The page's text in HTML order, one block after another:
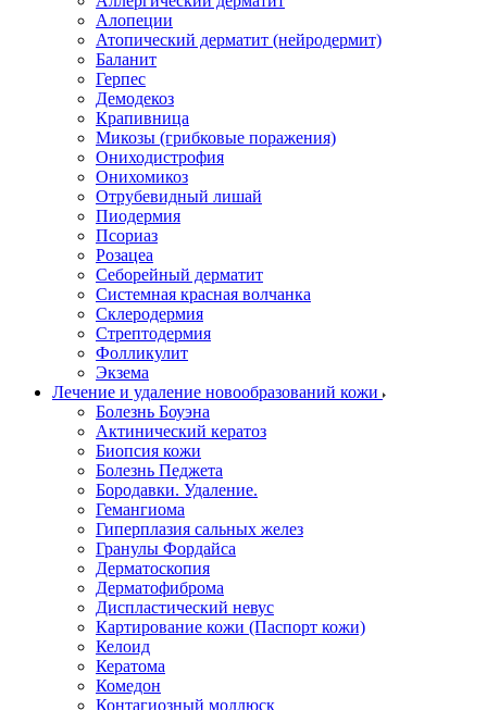
Алопеции
Атопический дерматит (нейродермит)
Баланит
Герпес
Демодекоз
Крапивница
Микозы (грибковые поражения)
Ониходистрофия
Онихомикоз
Отрубевидный лишай
Пиодермия
Псориаз
Розацеа
Себорейный дерматит
Системная красная волчанка
Склеродермия
Стрептодермия
Фолликулит
Экзема
Лечение и удаление новообразований кожи
Болезнь Боуэна
Актинический кератоз
Биопсия кожи
Болезнь Педжета
Бородавки. Удаление.
Гемангиома
Гиперплазия сальных желез
Гранулы Фордайса
Дерматоскопия
Дерматофиброма
Диспластический невус
Картирование кожи (Паспорт кожи)
Келоид
Кератома
Комедон
Контагиозный моллюск